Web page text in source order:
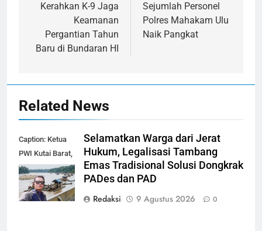
Kerahkan K-9 Jaga
Keamanan
Pergantian Tahun
Baru di Bundaran HI
Sejumlah Personel
Polres Mahakam Ulu
Naik Pangkat
Related News
Caption: Ketua
PWI Kutai Barat,
Alfian Nur (dok-
smk)
Selamatkan Warga dari Jerat
Hukum, Legalisasi Tambang
Emas Tradisional Solusi Dongkrak
PADes dan PAD
Redaksi
9 Agustus 2026 0